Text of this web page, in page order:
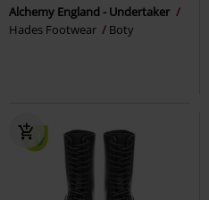
Alchemy England - Undertaker
Hades Footwear
Boty